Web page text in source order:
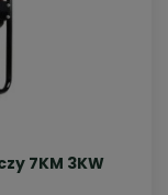
7KM 3KW